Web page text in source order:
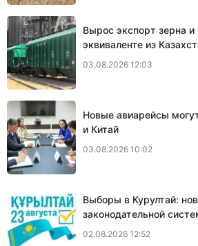
Вырос экспорт зерна
эквиваленте из
03.08.2026 12:03
Новые авиарейсы
и Китай
03.08.2026 10:02
Выборы в Курултай:
законодательной
02.08.2026 12:52